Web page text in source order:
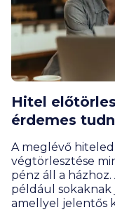
Hitel
érdemes
A meglévő
végtörlesztése
pénz áll a
például
amellyel jelentős